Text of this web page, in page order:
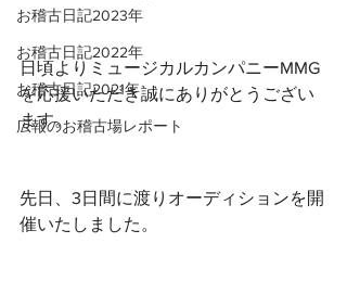
お稽古日記2023年
お稽古日記2022年
お稽古日記2021年
広報のお稽古場レポート
日頃よりミュージカルカンパニーMMG
を応援いただき誠にありがとうござい
ます。
先日、3日間に渡りオーディションを開
催いたしました。